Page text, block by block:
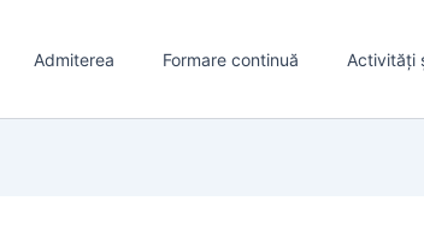
Admiterea Formare continuă Activități